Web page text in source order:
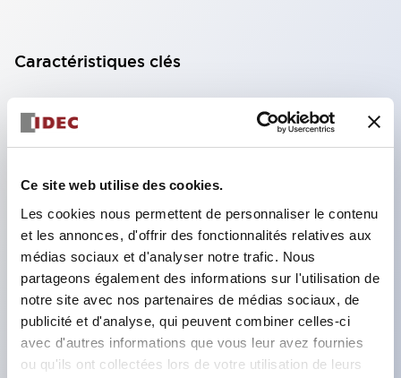
Ce site web utilise des cookies.
Les cookies nous permettent de personnaliser le contenu
et les annonces, d'offrir des fonctionnalités relatives aux
médias sociaux et d'analyser notre trafic. Nous
partageons également des informations sur l'utilisation de
notre site avec nos partenaires de médias sociaux, de
publicité et d'analyse, qui peuvent combiner celles-ci
avec d'autres informations que vous leur avez fournies
ou qu'ils ont collectées lors de votre utilisation de leurs
Caractéristiques clés
Bloc de contact à 2 étages avec 2 contacts,
permettant une configuration à 4 contacts
Profondeur du panneau de 39,9 mm (*bloc de
contact à 11 étages), 59,9 mm (*bloc de contact à
22 étages). Conception peu encombrante
Structure de sécurité de 3e génération :
déclenchement à 2 actions, garde intégrée,
structure de protection des doigts IP20.